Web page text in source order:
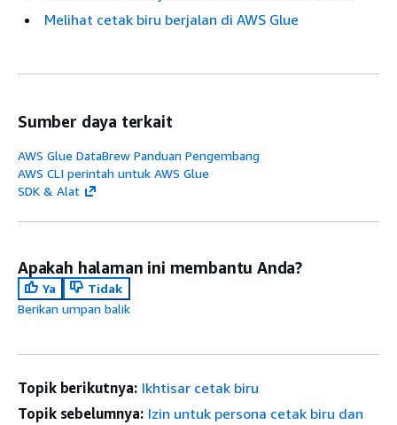
Melihat cetak biru berjalan di AWS Glue
Sumber daya terkait
AWS Glue DataBrew Panduan Pengembang
AWS CLI perintah untuk AWS Glue
SDK & Alat
Apakah halaman ini membantu Anda?
Ya
Tidak
Berikan umpan balik
Topik berikutnya: Ikhtisar cetak biru
Topik sebelumnya: Izin untuk persona cetak biru dan